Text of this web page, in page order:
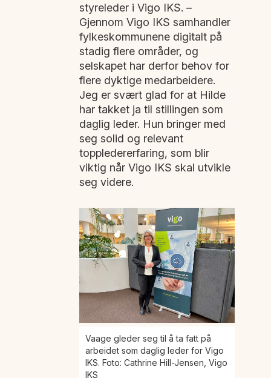
styreleder i Vigo IKS. –
Gjennom Vigo IKS samhandler
fylkeskommunene digitalt på
stadig flere områder, og
selskapet har derfor behov for
flere dyktige medarbeidere.
Jeg er svært glad for at Hilde
har takket ja til stillingen som
daglig leder. Hun bringer med
seg solid og relevant
toppledererfaring, som blir
viktig når Vigo IKS skal utvikle
seg videre.
Vaage gleder seg til å ta fatt på
arbeidet som daglig leder for Vigo
IKS. Foto: Cathrine Hill-Jensen, Vigo
IKS